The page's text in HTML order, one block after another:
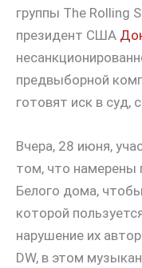
группы The Rolling
президент США
предвыборной
готовят иск в суд,
Вчера, 28 июня,
том, что намерены
Белого дома,
которой
нарушение их
DW, в этом